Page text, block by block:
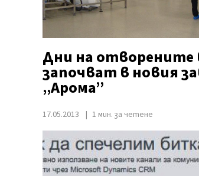
Дни на отворените
започват в новия
„Арома”
17.05.2013 1 мин. за четене